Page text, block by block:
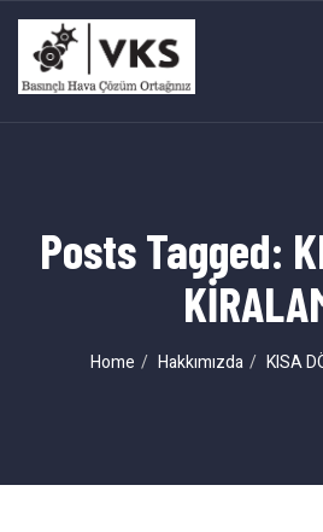
Posts Tagged:
Home Hakkımızda KISA